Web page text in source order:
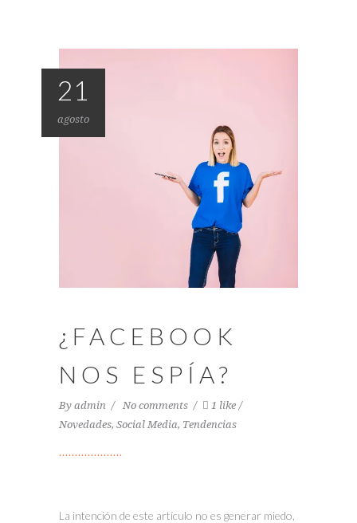
21
agosto
¿FACEBOOK
NOS ESPÍA?
By admin No comments
1 like
Novedades, Social Media, Tendencias
La intención de este artículo no es generar miedo,